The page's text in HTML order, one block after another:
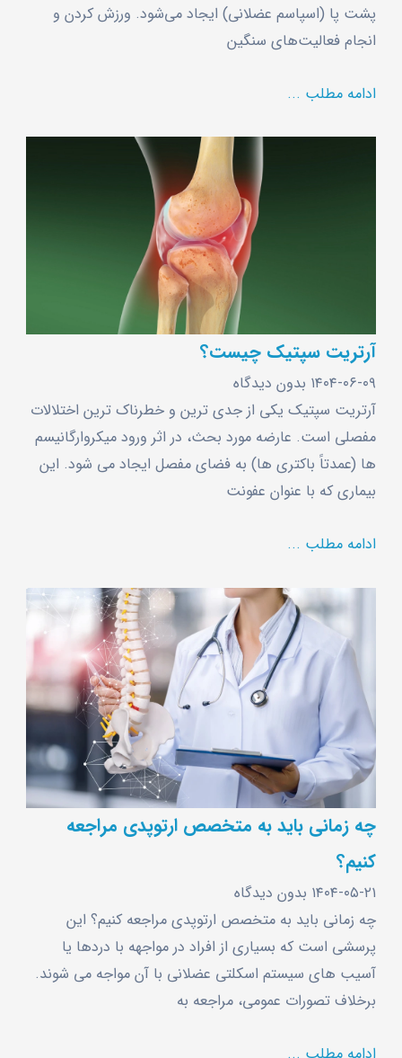
پشت پا (اسپاسم عضلانی) ایجاد می‌شود. ورزش کردن و
انجام فعالیت‌های سنگین
ادامه مطلب ...
آرتریت سپتیک چیست؟
۱۴۰۴-۰۶-۰۹ بدون دیدگاه
آرتریت سپتیک یکی از جدی‌ ترین و خطرناک ‌ترین اختلالات
مفصلی است. عارضه مورد بحث، در اثر ورود میکروارگانیسم‌
ها (عمدتاً باکتری‌ ها) به فضای مفصل ایجاد می ‌شود. این
بیماری که با عنوان عفونت
ادامه مطلب ...
چه زمانی باید به متخصص ارتوپدی مراجعه
کنیم؟
۱۴۰۴-۰۵-۲۱ بدون دیدگاه
چه زمانی باید به متخصص ارتوپدی مراجعه کنیم؟ این
پرسشی است که بسیاری از افراد در مواجهه با دردها یا
آسیب ‌های سیستم اسکلتی ‌عضلانی با آن مواجه می ‌شوند.
برخلاف تصورات عمومی، مراجعه به